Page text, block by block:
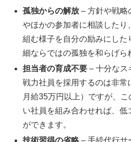
孤独からの解放 – 方針や戦略
やほかの参加者に相談したり
組む様子を自分の励みにした
細ならではの孤独を和らげら
担当者の育成不要 – 十分なス
戦力社員を採用するのは非常
月給35万円以上）ですが、
い社員を組み合わせれば、低
ができます。